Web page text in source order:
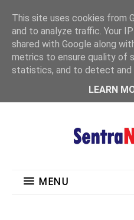
MENU
This site uses cookies from
and to analyze traffic. Your
shared with Google along
metrics to ensure quality of
statistics, and to detect and
LEARN